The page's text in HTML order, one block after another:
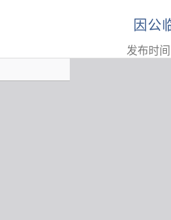
因公
发布时